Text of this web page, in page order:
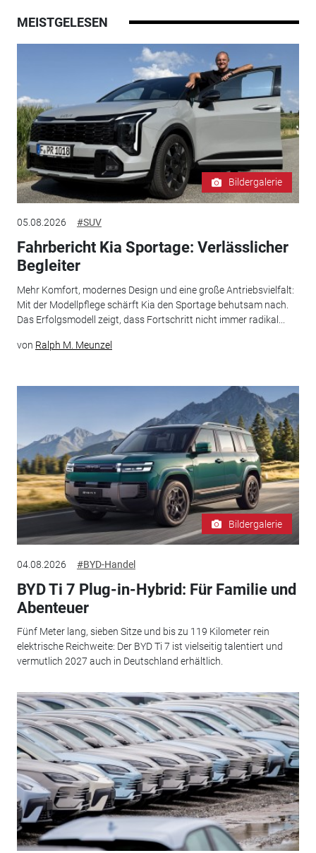
MEISTGELESEN
Bildergalerie
05.08.2026 #SUV
Fahrbericht Kia Sportage: Verlässlicher
Begleiter
Mehr Komfort, modernes Design und eine große Antriebsvielfalt:
Mit der Modellpflege schärft Kia den Sportage behutsam nach.
Das Erfolgsmodell zeigt, dass Fortschritt nicht immer radikal...
von Ralph M. Meunzel
Bildergalerie
04.08.2026 #BYD-Handel
BYD Ti 7 Plug-in-Hybrid: Für Familie und
Abenteuer
Fünf Meter lang, sieben Sitze und bis zu 119 Kilometer rein
elektrische Reichweite: Der BYD Ti 7 ist vielseitig talentiert und
vermutlich 2027 auch in Deutschland erhältlich.